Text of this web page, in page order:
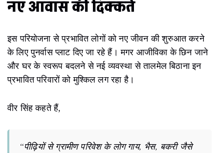
नए आवास की दिक्कतें
इस परियोजना से प्रभावित लोगों को नए जीवन की शुरुआत करने
के लिए पुनर्वास प्लाट दिए जा रहे हैं। मगर आजीविका के छिन जाने
और घर के स्वरूप बदलने से नई व्यवस्था से तालमेल बिठाना इन
प्रभावित परिवारों को मुश्किल लग रहा है।
वीर सिंह कहते हैं,
“पीढ़ियों से ग्रामीण परिवेश के लोग गाय, भैस, बकरी जैसे